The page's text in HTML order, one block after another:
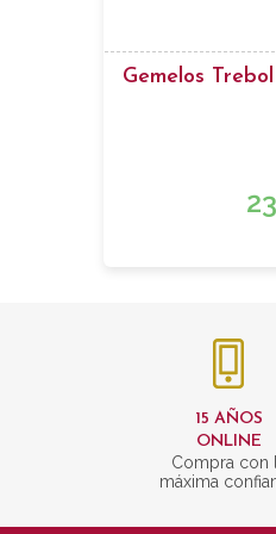
Gemelos Trebol
15 AÑOS
ONLINE
Compra con
máxima